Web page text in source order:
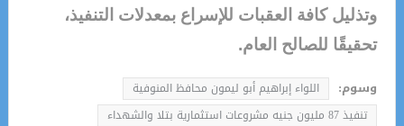
وتذليل كافة العقبات للإسراع بمعدلات التنفيذ،
تحقيقًا للصالح العام.
وسوم:
اللواء إبراهيم أبو ليمون محافظ المنوفية
تنفيذ 87 مليون جنيه مشروعات استثمارية بتلا والشهداء